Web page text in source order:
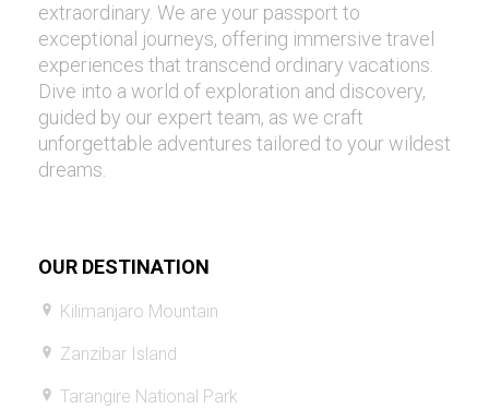
extraordinary. We are your passport to
exceptional journeys, offering immersive travel
experiences that transcend ordinary vacations.
Dive into a world of exploration and discovery,
guided by our expert team, as we craft
unforgettable adventures tailored to your wildest
dreams.
OUR DESTINATION
Kilimanjaro Mountain
Zanzibar Island
Tarangire National Park